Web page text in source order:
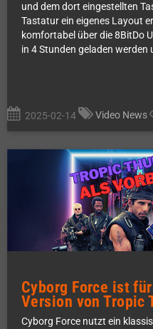
und dem dort eingestellten
Tastatur ein eigenes Layout
komfortabel über die 8BitDo
in 4 Stunden geladen
2025-02-14 Video News
Cyborg Force ist
Version von Tropic
Cyborg Force nutzt ein